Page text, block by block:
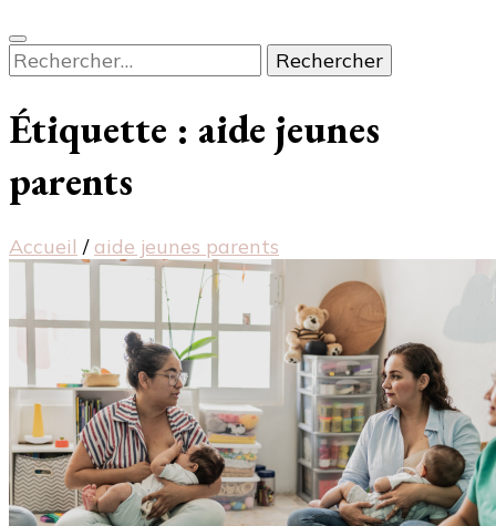
Rechercher :
Étiquette : aide jeunes
parents
Accueil / aide jeunes parents